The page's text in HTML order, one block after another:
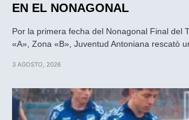
EN EL NONAGONAL
Por la primera fecha del Nonagonal Final del
«A», Zona «B», Juventud Antoniana rescatò
3 AGOSTO, 2026